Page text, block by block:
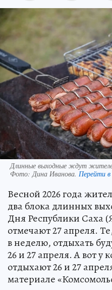
Длинные выходные ждут
Фото:Дина Иванова. Перейти
Весной 2026 года
два блока длинных
Дня Республики Саха
отмечают 27 апреля.
в неделю, отдыхать
26 и 27 апреля. А вот у
отдыхают 26 и 27
материале